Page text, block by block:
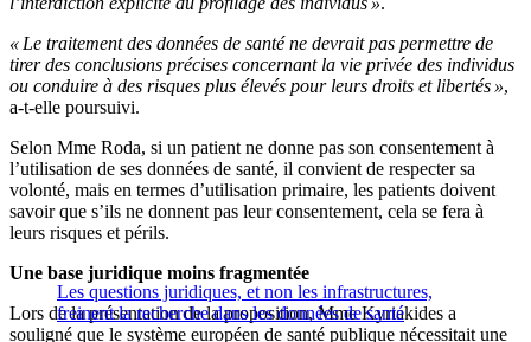
« Le traitement des données de santé ne devrait pas permettre de
tirer des conclusions précises concernant la vie privée des individus
ou conduire à des risques plus élevés pour leurs droits et libertés »,
a-t-elle poursuivi.
Selon Mme Roda, si un patient ne donne pas son consentement à
l’utilisation de ses données de santé, il convient de respecter sa
volonté, mais en termes d’utilisation primaire, les patients doivent
savoir que s’ils ne donnent pas leur consentement, cela se fera à
leurs risques et périls.
Les questions juridiques, et non les infrastructures,
freinent la recherche dans les données de santé
Une base juridique moins fragmentée
Lors de la présentation de la proposition, Mme Kyriakides a
souligné que le système européen de santé publique nécessitait une